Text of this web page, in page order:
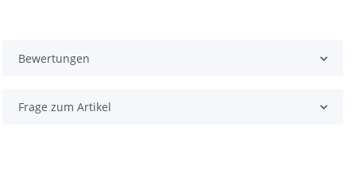
Bewertungen
Frage zum Artikel